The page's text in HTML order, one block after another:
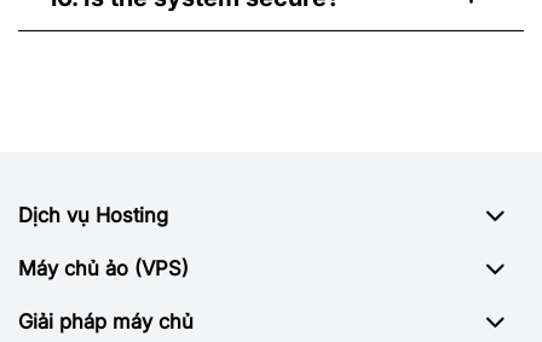
Dịch vụ Hosting
Máy chủ ảo (VPS)
Giải pháp máy chủ